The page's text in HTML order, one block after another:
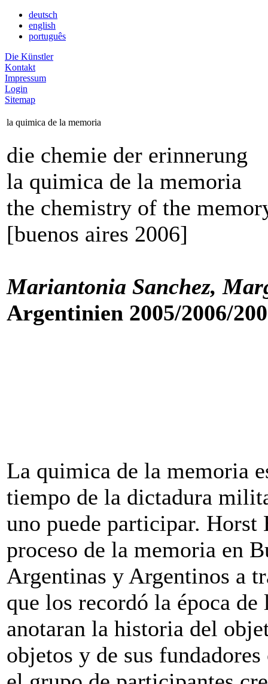
deutsch
english
português
Die Künstler
Kontakt
Impressum
Login
Sitemap
la quimica de la memoria
die chemie der erinnerung
la quimica de la memoria
the chemistry of the
[buenos aires 2006]
Mariantonia Sanchez,
Argentinien 2005/2006/
La quimica de la memoria
tiempo de la dictadura
uno puede participar.
proceso de la memoria en
Argentinas y Argentinos a
que los recordó la época
anotaran la historia del
objetos y de sus